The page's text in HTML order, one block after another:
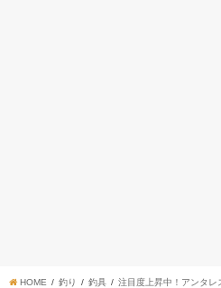
HOME 釣り 釣具
注目度上昇中！アンタレ